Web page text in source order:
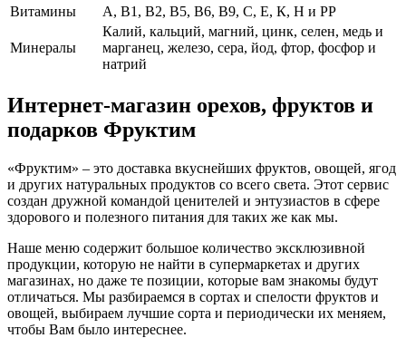
Витамины
А, В1, В2, В5, В6, В9, С, Е, К, Н и РР
Минералы
Калий, кальций, магний, цинк, селен, медь и
марганец, железо, сера, йод, фтор, фосфор и
натрий
Интернет-магазин орехов, фруктов и
подарков Фруктим
«Фруктим» – это доставка вкуснейших фруктов, овощей, ягод
и других натуральных продуктов со всего света. Этот сервис
создан дружной командой ценителей и энтузиастов в сфере
здорового и полезного питания для таких же как мы.
Наше меню содержит большое количество эксклюзивной
продукции, которую не найти в супермаркетах и других
магазинах, но даже те позиции, которые вам знакомы будут
отличаться. Мы разбираемся в сортах и спелости фруктов и
овощей, выбираем лучшие сорта и периодически их меняем,
чтобы Вам было интереснее.